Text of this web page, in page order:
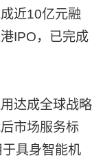
近10亿元融
IPO，已完成
达成全球战略
市场服务标
具身智能机